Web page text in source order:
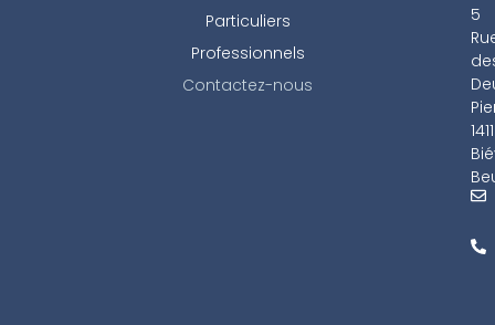
Particuliers
Professionnels
Contactez-nous
5